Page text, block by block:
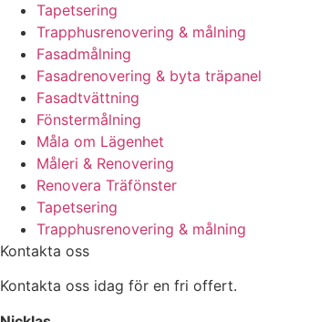
Tapetsering
Trapphusrenovering & målning
Fasadmålning
Fasadrenovering & byta träpanel
Fasadtvättning
Fönstermålning
Måla om Lägenhet
Måleri & Renovering
Renovera Träfönster
Tapetsering
Trapphusrenovering & målning
Kontakta oss
Kontakta oss idag för en fri offert.